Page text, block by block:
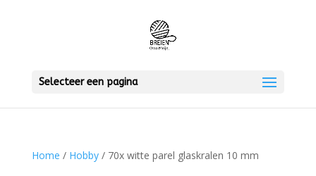
Selecteer een pagina
Home / Hobby/ 70x witte parel glaskralen 10 mm